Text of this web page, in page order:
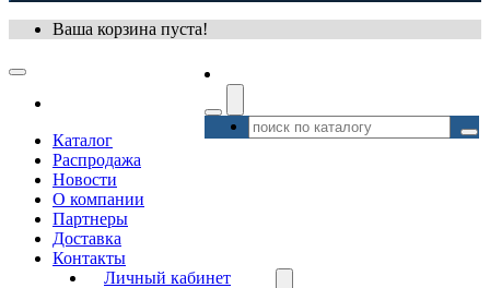
Ваша корзина пуста!
Каталог
Распродажа
Новости
О компании
Партнеры
Доставка
Контакты
Личный кабинет